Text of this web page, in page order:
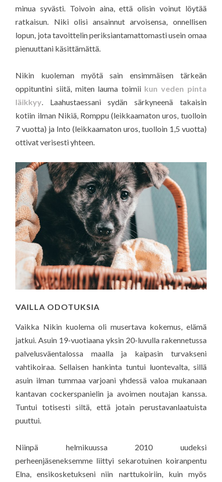
minua syvästi. Toivoin aina, että olisin voinut löytää
ratkaisun. Niki olisi ansainnut arvoisensa, onnellisen
lopun, jota tavoittelin periksiantamattomasti usein omaa
pienuuttani käsittämättä.
Nikin kuoleman myötä sain ensimmäisen tärkeän
oppituntini siitä, miten lauma toimii kun veden pinta
läikkyy. Laahustaessani sydän särkyneenä takaisin
kotiin ilman Nikiä, Romppu (leikkaamaton uros, tuolloin
7 vuotta) ja Into (leikkaamaton uros, tuolloin 1,5 vuotta)
ottivat verisesti yhteen.
VAILLA ODOTUKSIA
Vaikka Nikin kuolema oli musertava kokemus, elämä
jatkui. Asuin 19-vuotiaana yksin 20-luvulla rakennetussa
palvelusväentalossa maalla ja kaipasin turvakseni
vahtikoiraa. Sellaisen hankinta tuntui luontevalta, sillä
asuin ilman tummaa varjoani yhdessä valoa mukanaan
kantavan cockerspanielin ja avoimen noutajan kanssa.
Tuntui totisesti siltä, että jotain perustavanlaatuista
puuttui.
Niinpä helmikuussa 2010 uudeksi
perheenjäseneksemme liittyi sekarotuinen koiranpentu
Elna, ensikosketukseni niin narttukoiriin, kuin myös